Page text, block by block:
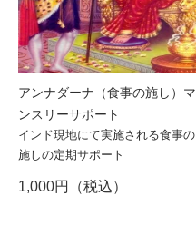
アンナダーナ（食事の施し）マ
ンスリーサポート
インド現地にて実施される食事の
施しの定期サポート
1,000円（税込）